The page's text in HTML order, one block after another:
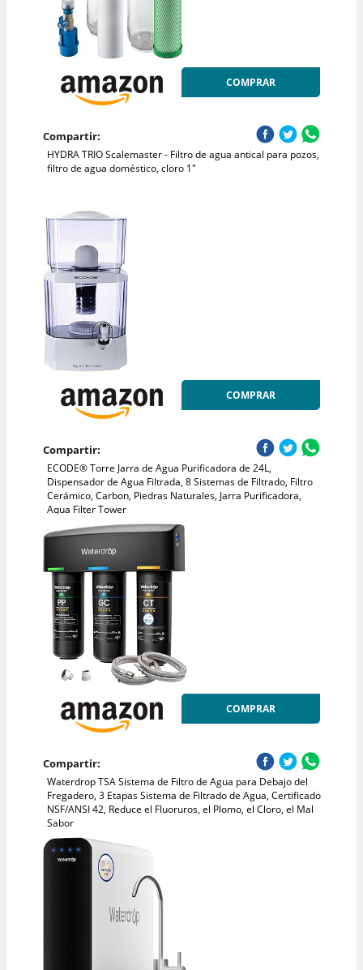
COMPRAR
Compartir:
HYDRA TRIO Scalemaster - Filtro de agua antical para pozos,
filtro de agua doméstico, cloro 1"
COMPRAR
Compartir:
ECODE® Torre Jarra de Agua Purificadora de 24L,
Dispensador de Agua Filtrada, 8 Sistemas de Filtrado, Filtro
Cerámico, Carbon, Piedras Naturales, Jarra Purificadora,
Aqua Filter Tower
COMPRAR
Compartir:
Waterdrop TSA Sistema de Filtro de Agua para Debajo del
Fregadero, 3 Etapas Sistema de Filtrado de Agua, Certificado
NSF/ANSI 42, Reduce el Fluoruros, el Plomo, el Cloro, el Mal
Sabor